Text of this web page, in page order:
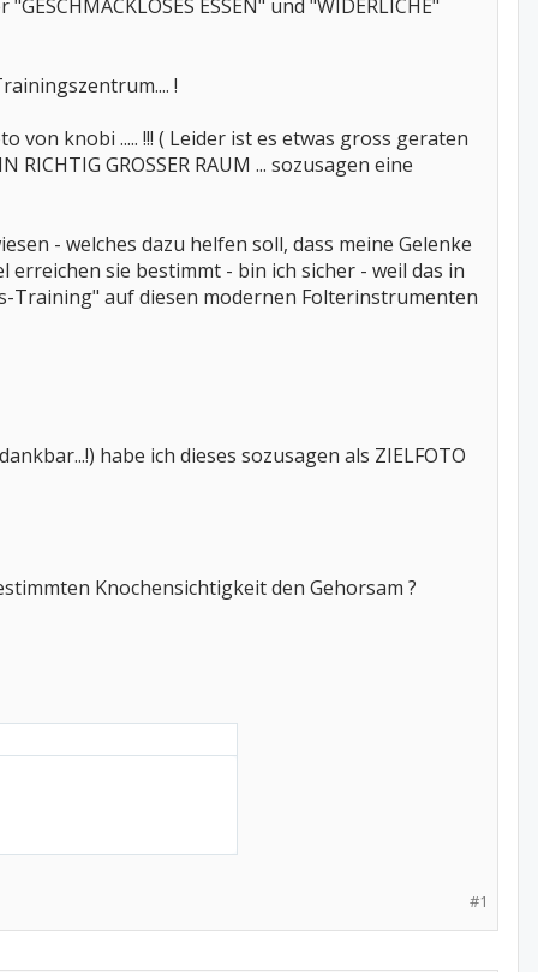
ESSEN" und "WIDERLICHE"
!
knobi ..... !!! ( Leider ist es etwas gross geraten
GROSSER RAUM ... sozusagen eine
- welches dazu helfen soll, dass meine Gelenke
erreichen sie bestimmt - bin ich sicher - weil das in
Training" auf diesen modernen Folterinstrumenten
habe ich dieses sozusagen als ZIELFOTO
Knochensichtigkeit den Gehorsam ?
#1